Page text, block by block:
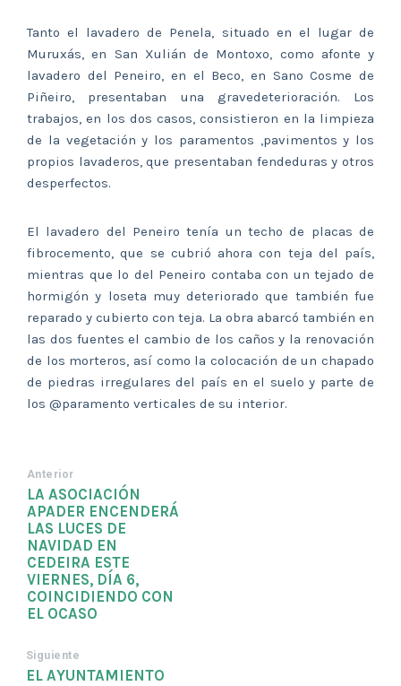
Tanto el lavadero de Penela, situado en el lugar de
Muruxás, en San Xulián de Montoxo, como afonte y
lavadero del Peneiro, en el Beco, en Sano Cosme de
Piñeiro, presentaban una gravedeterioración. Los
trabajos, en los dos casos, consistieron en la limpieza
de la vegetación y los paramentos ,pavimentos y los
propios lavaderos, que presentaban fendeduras y otros
desperfectos.
El lavadero del Peneiro tenía un techo de placas de
fibrocemento, que se cubrió ahora con teja del país,
mientras que lo del Peneiro contaba con un tejado de
hormigón y loseta muy deteriorado que también fue
reparado y cubierto con teja. La obra abarcó también en
las dos fuentes el cambio de los caños y la renovación
de los morteros, así como la colocación de un chapado
de piedras irregulares del país en el suelo y parte de
los @paramento verticales de su interior.
Anterior
LA ASOCIACIÓN
APADER ENCENDERÁ
LAS LUCES DE
NAVIDAD EN
CEDEIRA ESTE
VIERNES, DÍA 6,
COINCIDIENDO CON
EL OCASO
Siguiente
EL AYUNTAMIENTO